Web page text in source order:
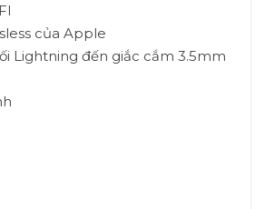
của Apple
Lightning đến giắc cắm 3.5mm